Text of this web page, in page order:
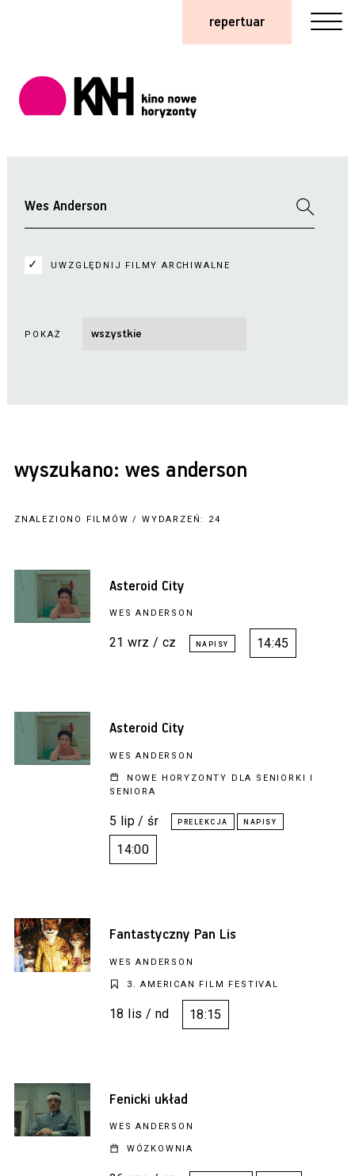
repertuar
UWZGLĘDNIJ FILMY ARCHIWALNE
POKAŻ
wyszukano: wes anderson
ZNALEZIONO FILMÓW / WYDARZEŃ: 24
Asteroid City
WES ANDERSON
21 wrz / cz 14:45
Asteroid City
WES ANDERSON
NOWE HORYZONTY DLA SENIORKI I
SENIORA
5 lip / śr
14:00
Fantastyczny Pan Lis
WES ANDERSON
3. AMERICAN FILM FESTIVAL
18 lis / nd 18:15
Fenicki układ
WES ANDERSON
WÓZKOWNIA